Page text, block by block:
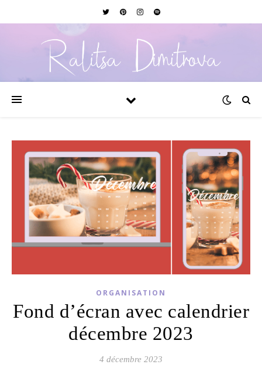
ORGANISATION
Fond d’écran avec calendrier
décembre 2023
4 décembre 2023